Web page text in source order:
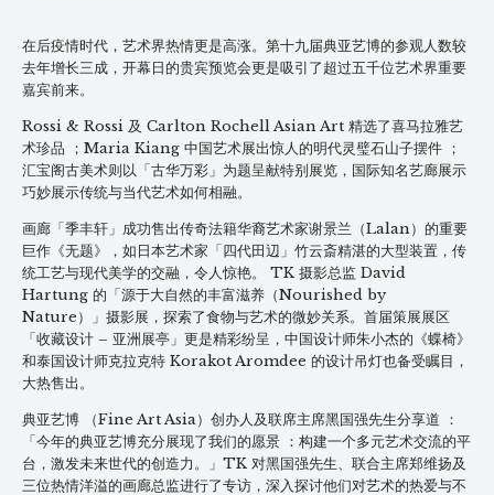
在后疫情时代，艺术界热情更是高涨。第十九届典亚艺博的参观人数较
去年增长三成，开幕日的贵宾预览会更是吸引了超过五千位艺术界重要
嘉宾前来。
Rossi & Rossi 及 Carlton Rochell Asian Art 精选了喜马拉雅艺
术珍品 ；Maria Kiang 中国艺术展出惊人的明代灵璧石山子摆件 ；
汇宝阁古美术则以「古华万彩」为题呈献特别展览，国际知名艺廊展示
巧妙展示传统与当代艺术如何相融。
画廊「季丰轩」成功售出传奇法籍华裔艺术家谢景兰（Lalan）的重要
巨作《无题》，如日本艺术家「四代田辺」竹云斎精湛的大型装置，传
统工艺与现代美学的交融，令人惊艳。 TK 摄影总监 David
Hartung 的「源于大自然的丰富滋养（Nourished by
Nature）」摄影展，探索了食物与艺术的微妙关系。首届策展展区
「收藏设计 – 亚洲展亭」更是精彩纷呈，中国设计师朱小杰的《蝶椅》
和泰国设计师克拉克特 Korakot Aromdee 的设计吊灯也备受瞩目，
大热售出。
典亚艺博 （Fine Art Asia）创办人及联席主席黑国强先生分享道 ：
「今年的典亚艺博充分展现了我们的愿景 ：构建一个多元艺术交流的平
台，激发未来世代的创造力。」TK 对黑国强先生、联合主席郑维扬及
三位热情洋溢的画廊总监进行了专访，深入探讨他们对艺术的热爱与不